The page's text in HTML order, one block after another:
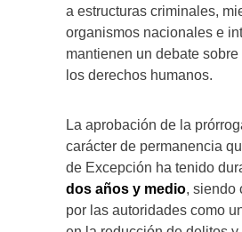
a estructuras criminales,
organismos nacionales e
mantienen un debate
los derechos humanos.
La aprobación de la
carácter de permanencia
de Excepción ha tenido
dos años y medio, siendo
por las autoridades como